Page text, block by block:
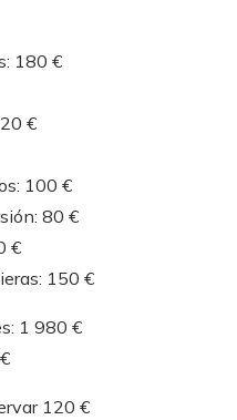
180 €
€
100 €
80 €
€
150 €
1 980 €
120 €